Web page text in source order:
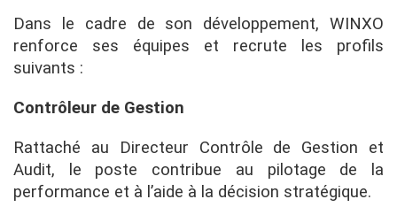
Dans le cadre de son développement, WINXO
renforce ses équipes et recrute les profils
suivants :
Contrôleur de Gestion
Rattaché au Directeur Contrôle de Gestion et
Audit, le poste contribue au pilotage de la
performance et à l’aide à la décision stratégique.